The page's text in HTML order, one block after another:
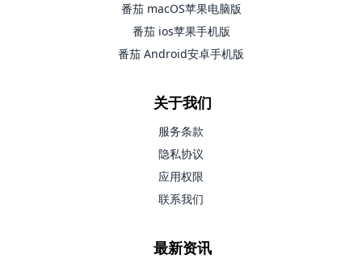
番茄 macOS苹果电脑版
番茄 ios苹果手机版
番茄 Android安卓手机版
关于我们
服务条款
隐私协议
应用权限
联系我们
最新资讯